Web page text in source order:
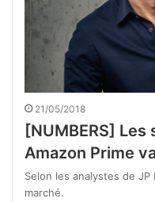
21/05/2018
[NUMBERS]
Amazon Prime
Selon les analystes de
marché.